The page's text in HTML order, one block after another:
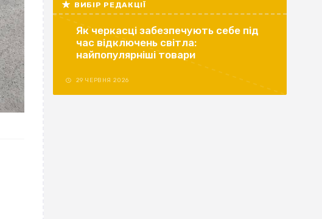
ВИБІР РЕДАКЦІЇ
Як черкасці забезпечують себе під
час відключень світла:
найпопулярніші товари
29 ЧЕРВНЯ 2026